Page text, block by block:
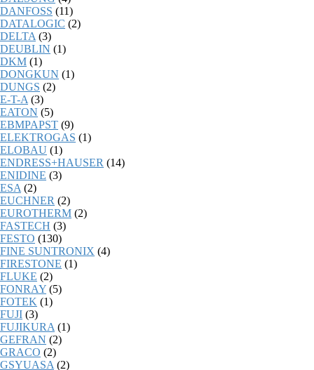
DANFOSS (11)
DATALOGIC (2)
DELTA (3)
DEUBLIN (1)
DKM (1)
DONGKUN (1)
DUNGS (2)
E-T-A (3)
EATON (5)
EBMPAPST (9)
ELEKTROGAS (1)
ELOBAU (1)
ENDRESS+HAUSER (14)
ENIDINE (3)
ESA (2)
EUCHNER (2)
EUROTHERM (2)
FASTECH (3)
FESTO (130)
FINE SUNTRONIX (4)
FIRESTONE (1)
FLUKE (2)
FONRAY (5)
FOTEK (1)
FUJI (3)
FUJIKURA (1)
GEFRAN (2)
GRACO (2)
GSYUASA (2)